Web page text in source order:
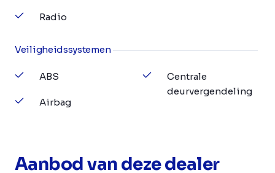
Radio
Veiligheidssystemen
ABS
Airbag
Centrale
deurvergendeling
Aanbod van deze dealer